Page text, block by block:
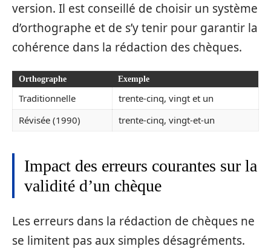
version. Il est conseillé de choisir un système
d’orthographe et de s’y tenir pour garantir la
cohérence dans la rédaction des chèques.
Orthographe Exemple
Traditionnelle
trente-cinq, vingt et un
Révisée (1990)
trente-cinq, vingt-et-un
Impact des erreurs courantes sur la
validité d’un chèque
Les erreurs dans la rédaction de chèques ne
se limitent pas aux simples désagréments.